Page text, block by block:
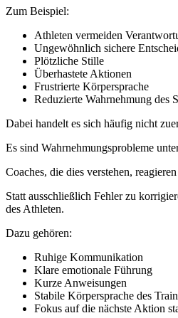
Zum Beispiel:
Athleten vermeiden
Ungewöhnlich sichere
Plötzliche Stille
Überhastete Aktionen
Frustrierte Körpersprache
Reduzierte Wahrnehmung des
Dabei handelt es sich häufig nicht
Es sind Wahrnehmungsprobleme
Coaches, die dies verstehen,
Statt ausschließlich Fehler zu
des Athleten.
Dazu gehören:
Ruhige Kommunikation
Klare emotionale Führung
Kurze Anweisungen
Stabile Körpersprache des
Fokus auf die nächste Aktion